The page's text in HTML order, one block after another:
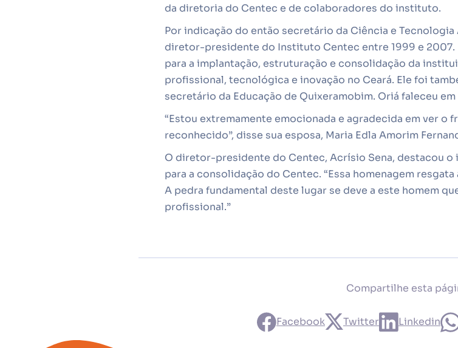
da diretoria do Centec e de colaboradores do instituto.
Por indicação do então secretário da Ciência e
diretor-presidente do Instituto Centec entre 1999 e
para a implantação, estruturação e consolidação da
profissional, tecnológica e inovação no Ceará. Ele foi
secretário da Educação de Quixeramobim. Oriá faleceu em
“Estou extremamente emocionada e agradecida em ver o
reconhecido”, disse sua esposa, Maria Edla Amorim
O diretor-presidente do Centec, Acrísio Sena, destacou o
para a consolidação do Centec. “Essa homenagem
A pedra fundamental deste lugar se deve a este homem
profissional.”
Compartilhe esta
Facebook Twitter Linkedin